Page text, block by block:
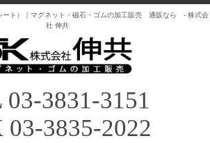
ート）｜マグネット・磁石・ゴムの加工販売 通販なら - 株式会
社 伸共
03-3831-3151
03-3835-2022